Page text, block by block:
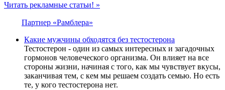
Читать рекламные статьи! »
Партнер «Рамблера»
Какие мужчины обходятся без тестостерона
Тестостерон - один из самых интересных и загадочных
гормонов человеческого организма. Он влияет на все
стороны жизни, начиная с того, как мы чувствует вкусы,
заканчивая тем, с кем мы решаем создать семью. Но есть
те, у кого тестостерона нет.